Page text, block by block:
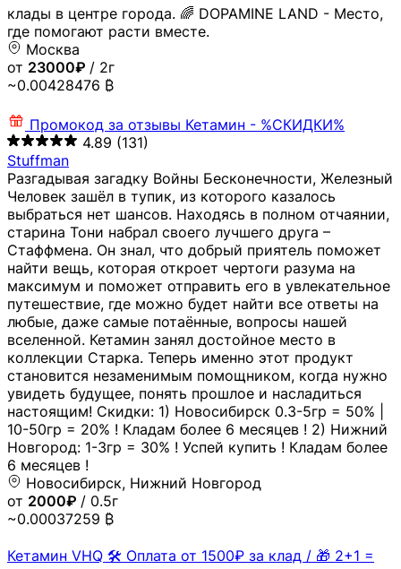
клады в центре города. 🌈 DOPAMINE LAND - Место,
где помогают расти вместе.
Москва
от 23000₽ / 2г
~0.00428476 ₿
Промокод за отзывы Кетамин - %СКИДКИ%
4.89 (131)
Stuffman
Разгадывая загадку Войны Бесконечности, Железный
Человек зашёл в тупик, из которого казалось
выбраться нет шансов. Находясь в полном отчаянии,
старина Тони набрал своего лучшего друга –
Стаффмена. Он знал, что добрый приятель поможет
найти вещь, которая откроет чертоги разума на
максимум и поможет отправить его в увлекательное
путешествие, где можно будет найти все ответы на
любые, даже самые потаённые, вопросы нашей
вселенной. Кетамин занял достойное место в
коллекции Старка. Теперь именно этот продукт
становится незаменимым помощником, когда нужно
увидеть будущее, понять прошлое и насладиться
настоящим! Скидки: 1) Новосибирск 0.3-5гр = 50% |
10-50гр = 20% ! Кладам более 6 месяцев ! 2) Нижний
Новгород: 1-3гр = 30% ! Успей купить ! Кладам более
6 месяцев !
Новосибирск, Нижний Новгород
от 2000₽ / 0.5г
~0.00037259 ₿
Кетамин VHQ 🛠 Оплата от 1500₽ за клад / 🎁 2+1 =